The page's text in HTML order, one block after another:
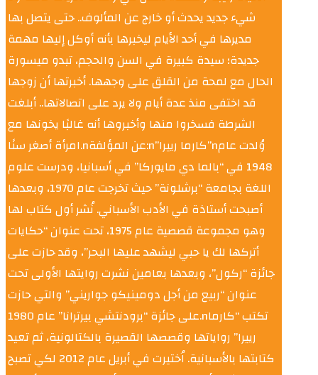
شيء جديد يحدث أو خارج عن المألوف.. حتى يتصل بها
مديرها في أحد الأيام ليخبرها بأنه أوكل إليها مهمة
جديدة؛ سيدة كبيرة في السن والحجم، تبدو ميسورة
الحال مع لمحة من القلق على وجهها. أخبرتها أن زوجها
قد اختفى منذ عدة أيام ولا يرد على اتصالاتها.. أبلغت
الشرطة فسخروا منها وأخبروها أنه غالبًا يخونها مع
امرأة أصغر سنًا.nعن المؤلفة:n”كارما رييرا”nوُلدت عام
1948 في “بالما دي مايوركا” في أسبانيا، ودرست علوم
اللغة بجامعة “برشلونة” حيث تخرجت عام 1970، وبعدها
أصبحت أستاذة في الأدب الأسباني. نُشر أول كتاب لها
وهو مجموعة قصصية عام 1975، تحت عنوان “حكايات
أتركها لك يا حبي ليشهد عليها البحر”، وقد حازت على
جائزة “ركول”، وبعدها بعامين نشرت روايتها الأولى تحت
عنوان “ربيع من أجل دومينيكو جواريني” والتي حازت
على جائزة “برودنتشي بيرترانا” عام 1980.nتكتب “كارما
رييرا” رواياتها وقصصها القصيرة بالكتالونية، ثم تعيد
كتابتها بالأسبانية. اُختيرت في أبريل عام 2012 لكي تصبح